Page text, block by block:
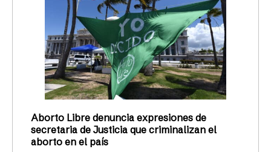
Aborto Libre denuncia expresiones de
secretaria de Justicia que criminalizan el
aborto en el país